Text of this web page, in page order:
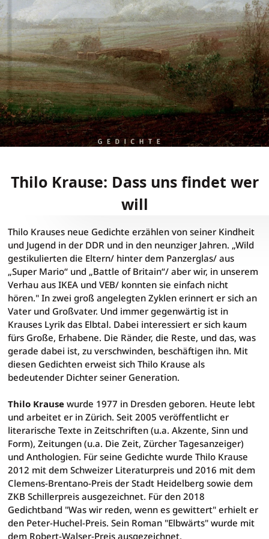
Thilo Krause: Dass uns findet wer
will
Thilo Krause: Dass uns
Thilo Krauses neue Gedichte erzählen von seiner Kindheit
und Jugend in der DDR und in den neunziger Jahren. „Wild
gestikulierten die Eltern/ hinter dem Panzerglas/ aus
„Super Mario“ und „Battle of Britain“/ aber wir, in unserem
Verhau aus IKEA und VEB/ konnten sie einfach nicht
hören." In zwei groß angelegten Zyklen erinnert er sich an
Vater und Großvater. Und immer gegenwärtig ist in
Krauses Lyrik das Elbtal. Dabei interessiert er sich kaum
fürs Große, Erhabene. Die Ränder, die Reste, und das, was
gerade dabei ist, zu verschwinden, beschäftigen ihn. Mit
diesen Gedichten erweist sich Thilo Krause als
bedeutender Dichter seiner Generation.
Thilo Krausewurde 1977 in Dresden geboren. Heute lebt
und arbeitet er in Zürich. Seit 2005 veröffentlicht er
literarische Texte in Zeitschriften (u.a. Akzente, Sinn und
Form), Zeitungen (u.a. Die Zeit, Zürcher Tagesanzeiger)
und Anthologien. Für seine Gedichte wurde Thilo Krause
2012 mit dem Schweizer Literaturpreis und 2016 mit dem
Clemens-Brentano-Preis der Stadt Heidelberg sowie dem
ZKB Schillerpreis ausgezeichnet. Für den 2018
Gedichtband "Was wir reden, wenn es gewittert" erhielt er
den Peter-Huchel-Preis. Sein Roman "Elbwärts" wurde mit
dem Robert-Walser-Preis ausgezeichnet.